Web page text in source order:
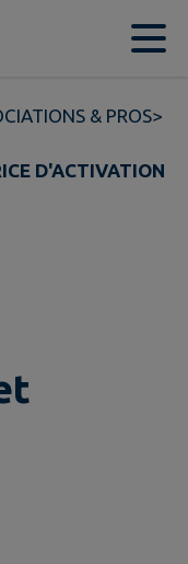
& PROS>
D'ACTIVATION